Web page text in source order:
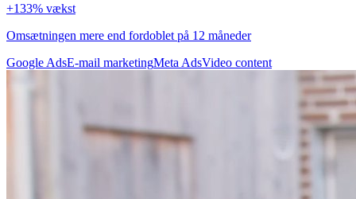
+133% vækst
Omsætningen mere end fordoblet på 12 måneder
Google AdsE-mail marketingMeta AdsVideo content